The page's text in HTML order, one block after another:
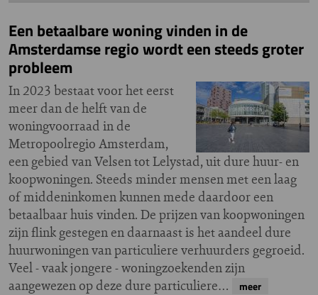
Een betaalbare woning vinden in de
Amsterdamse regio wordt een steeds groter
probleem
In 2023 bestaat voor het eerst
meer dan de helft van de
woningvoorraad in de
Metropoolregio Amsterdam,
een gebied van Velsen tot Lelystad, uit dure huur- en
koopwoningen. Steeds minder mensen met een laag
of middeninkomen kunnen mede daardoor een
betaalbaar huis vinden. De prijzen van koopwoningen
zijn flink gestegen en daarnaast is het aandeel dure
huurwoningen van particuliere verhuurders gegroeid.
Veel - vaak jongere - woningzoekenden zijn
aangewezen op deze dure particuliere…
meer